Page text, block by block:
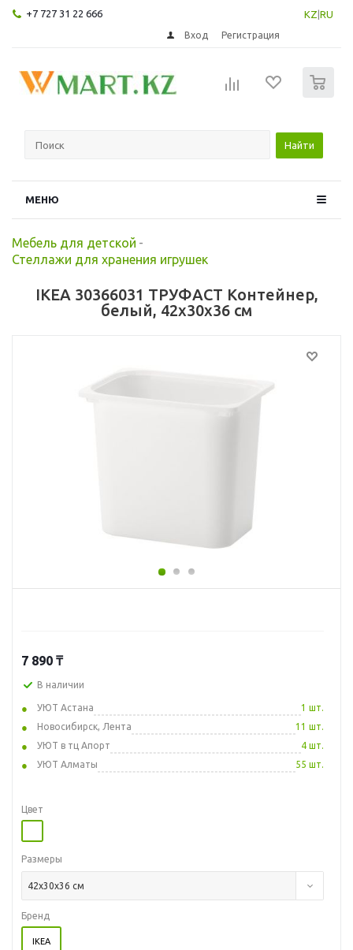
+7 727 31 22 666 KZ RU
Вход Регистрация
Найти
МЕНЮ
Мебель для детской -
Стеллажи для хранения игрушек
IKEA 30366031 ТРУФАСТ Контейнер,
белый, 42x30x36 см
7 890 ₸
В наличии
УЮТ Астана
1 шт.
Новосибирск, Лента
11 шт.
УЮТ в тц Апорт
4 шт.
УЮТ Алматы
55 шт.
Цвет
Размеры
42x30x36 см
Бренд
IKEA